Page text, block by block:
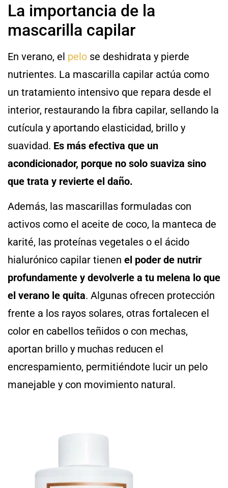
La importancia de la
mascarilla capilar
En verano, el pelo se deshidrata y pierde
nutrientes. La mascarilla capilar actúa como
un tratamiento intensivo que repara desde el
interior, restaurando la fibra capilar, sellando la
cutícula y aportando elasticidad, brillo y
suavidad. Es más efectiva que un
acondicionador, porque no solo suaviza sino
que trata y revierte el daño.
Además, las mascarillas formuladas con
activos como el aceite de coco, la manteca de
karité, las proteínas vegetales o el ácido
hialurónico capilar tienen el poder de nutrir
profundamente y devolverle a tu melena lo que
el verano le quita. Algunas ofrecen protección
frente a los rayos solares, otras fortalecen el
color en cabellos teñidos o con mechas,
aportan brillo y muchas reducen el
encrespamiento, permitiéndote lucir un pelo
manejable y con movimiento natural.